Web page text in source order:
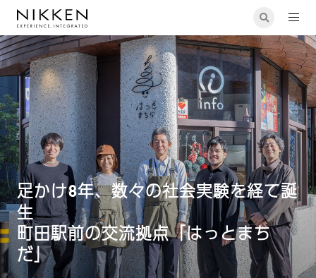
足かけ8年、数々の社会実験を経て誕生 町田駅前の交流拠点「は
っとまちだ」
足かけ8年、数々の社会実験を経て誕
生
町田駅前の交流拠点「はっとまち
だ」